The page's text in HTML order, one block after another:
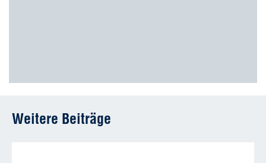
Weitere Beiträge